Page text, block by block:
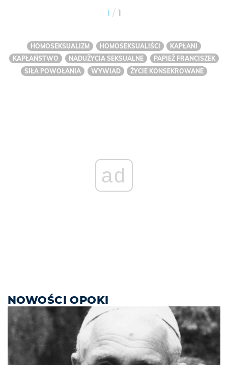
1 / 1
HOMOSEKSUALIZM HOMOSEKSUALIŚCI
KAPŁANI
KAPŁAŃSTWO
NADUŻYCIA SEKSUALNE
PAPIEŻ FRANCISZEK
SIŁA POWOŁANIA
WYWIAD ŻYCIE KONSEKROWANE
ad
NOWOŚCI OPOKI